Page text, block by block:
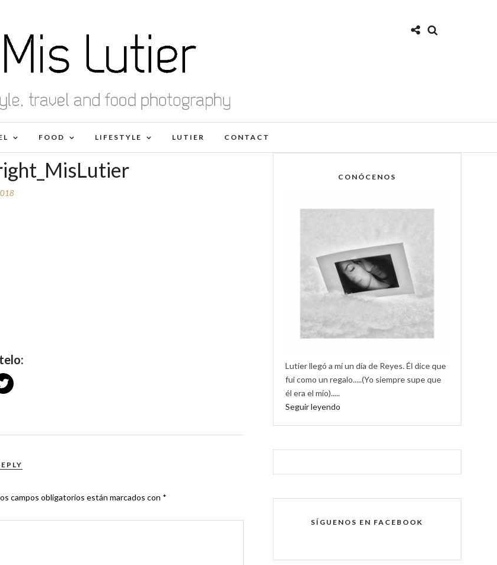
FOOD LIFESTYLE LUTIER CONTACT
campos obligatorios están marcados con *
CONÓCENOS
Lutier llegó a mí un día de Reyes. Él dice que
fui como un regalo.....(Yo siempre supe que
él era el mío).....
Seguir leyendo
SÍGUENOS EN FACEBOOK